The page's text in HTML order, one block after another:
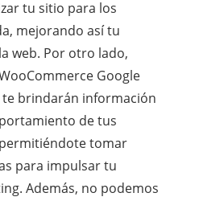
tu sitio para los
mejorando así tu
web. Por otro lado,
Google
brindarán información
de tus
tomar
para impulsar tu
Además, no podemos